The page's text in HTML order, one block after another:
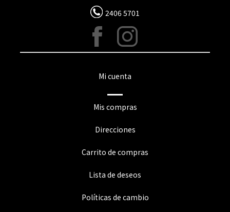
2406 5701
Mi cuenta
Mis compras
Direcciones
Carrito de compras
Lista de deseos
Políticas de cambio